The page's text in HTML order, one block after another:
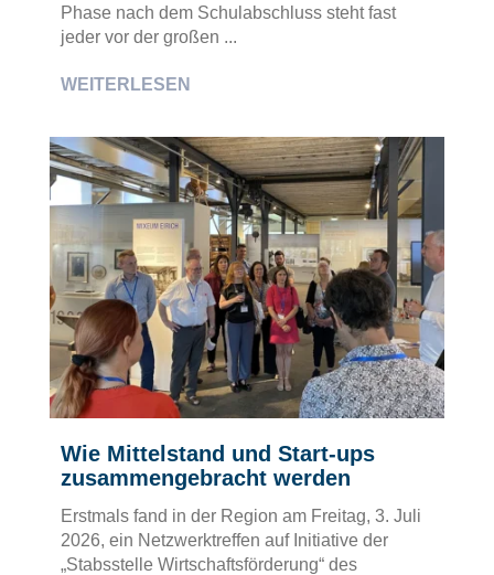
Phase nach dem Schulabschluss steht fast
jeder vor der großen ...
WEITERLESEN
Wie Mittelstand und Start-ups
zusammengebracht werden
Erstmals fand in der Region am Freitag, 3. Juli
2026, ein Netzwerktreffen auf Initiative der
„Stabsstelle Wirtschaftsförderung“ des